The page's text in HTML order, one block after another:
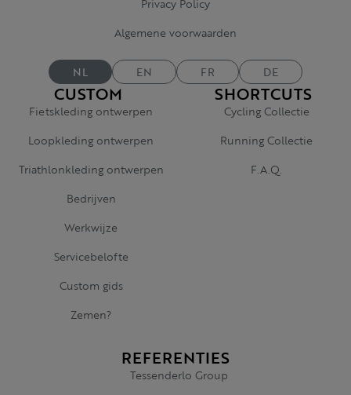
CUSTOM
Fietskleding ontwerpen
Loopkleding ontwerpen
Triathlonkleding ontwerpen
Bedrijven
Werkwijze
Servicebelofte
Custom gids
Zemen?
SHORTCUTS
Cycling Collectie
Running Collectie
F.A.Q.
REFERENTIES
Tessenderlo Group
Privacy Policy
Algemene voorwaarden
NL EN FR DE